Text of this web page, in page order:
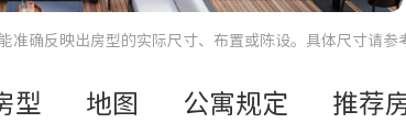
准确反映出房型的实际尺寸、布置或陈设。具体尺寸请参
型 地图 公寓规定 推荐